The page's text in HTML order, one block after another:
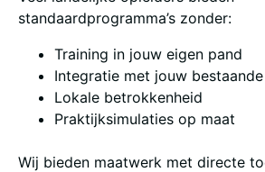
standaardprogramma’s zonder:
Training in jouw eigen pand
Integratie met jouw
Lokale betrokkenheid
Praktijksimulaties op maat
Wij bieden maatwerk met directe